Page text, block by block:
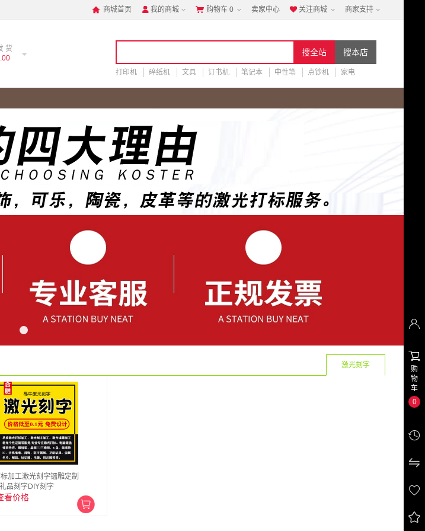
 商城首页  我的商城  购物车 0 卖家中心 关注商城 商家支持
货
打印机
碎纸机 文具 订书机 笔记本 中性笔 点钞机
家电
激光刻字
加工激光刻字镭雕定制
品刻字DIY刻字
看价格


购
物
车
0



